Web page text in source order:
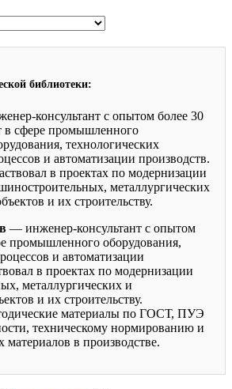
библиотеки:
консультант с опытом более 30
в сфере промышленного
технологических
и автоматизации производств.
в проектах по модернизации
металлургических
и их строительству.
— инженер-консультант с опытом
промышленного оборудования,
и автоматизации
в проектах по модернизации
металлургических и
и их строительству.
материалы по ГОСТ, ПУЭ
техническому нормированию и
в производстве.